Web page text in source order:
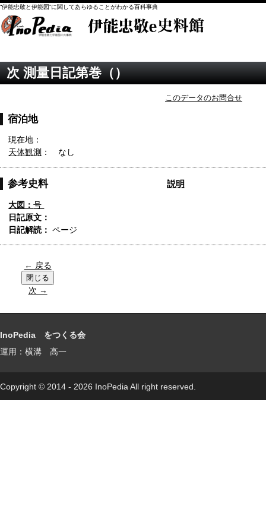
“伊能忠敬と伊能図”に関してあらゆることがわかる百科事典
次 測量日記第巻（）
このデータのお問合せ
宿泊地
現在地：
天体観測 ： なし
参考史料 説明
大図：号
日記原文：
日記解読： ページ
← 戻る
次 →
InoPedia をつくる会
運用：横溝 高一
Copyright © 2014 - 2026 InoPedia All right reserved.